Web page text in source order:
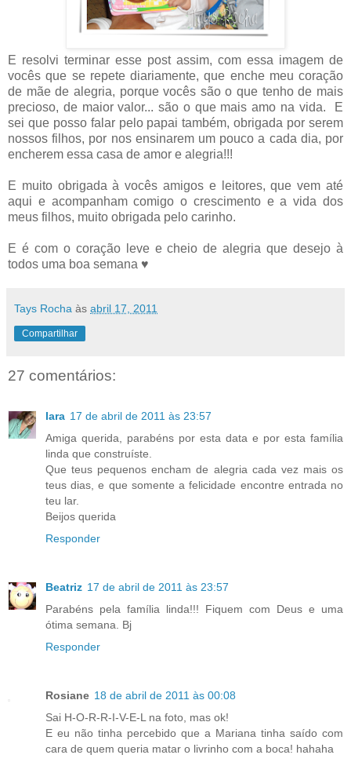
E resolvi terminar esse post assim, com essa imagem de
vocês que se repete diariamente, que enche meu coração
de mãe de alegria, porque vocês são o que tenho de mais
precioso, de maior valor... são o que mais amo na vida. E
sei que posso falar pelo papai também, obrigada por serem
nossos filhos, por nos ensinarem um pouco a cada dia, por
encherem essa casa de amor e alegria!!!
E muito obrigada à vocês amigos e leitores, que vem até
aqui e acompanham comigo o crescimento e a vida dos
meus filhos, muito obrigada pelo carinho.
E é com o coração leve e cheio de alegria que desejo à
todos uma boa semana ♥
Tays Rocha às abril 17, 2011
Compartilhar
27 comentários:
Iara 17 de abril de 2011 às 23:57
Amiga querida, parabéns por esta data e por esta família
linda que construíste.
Que teus pequenos encham de alegria cada vez mais os
teus dias, e que somente a felicidade encontre entrada no
teu lar.
Beijos querida
Responder
Beatriz 17 de abril de 2011 às 23:57
Parabéns pela família linda!!! Fiquem com Deus e uma
ótima semana. Bj
Responder
Rosiane 18 de abril de 2011 às 00:08
Sai H-O-R-R-I-V-E-L na foto, mas ok!
E eu não tinha percebido que a Mariana tinha saído com
cara de quem queria matar o livrinho com a boca! hahaha